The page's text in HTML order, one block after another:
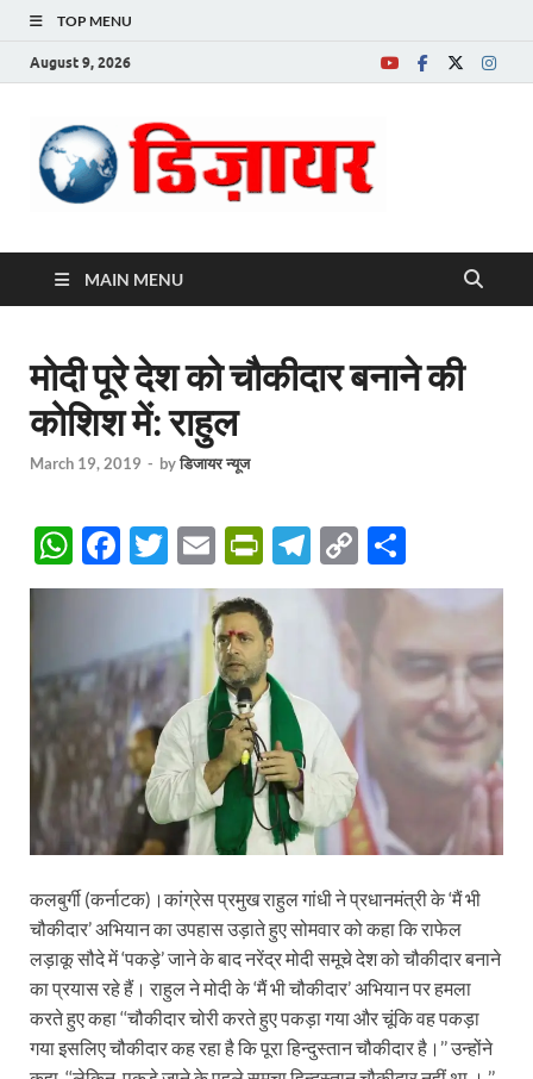
TOP MENU
August 9, 2026
MAIN MENU
मोदी पूरे देश को चौकीदार बनाने की
कोशिश में: राहुल
March 19, 2019 - byडिजायर न्यूज
W
h
s
A
p
p
F
ac
b
o
o
k
T
w
itt
er
E
m
ail
P
ri
nt
Fr
ie
n
dl
y
T
el
e
gr
a
m
C
o
p
y
Li
n
k
h
ar
e
कलबुर्गी (कर्नाटक)।कांग्रेस प्रमुख राहुल गांधी ने प्रधानमंत्री के ‘मैं भी
चौकीदार’ अभियान का उपहास उड़ाते हुए सोमवार को कहा कि राफेल
लड़ाकू सौदे में ‘पकड़े’ जाने के बाद नरेंद्र मोदी समूचे देश को चौकीदार बनाने
का प्रयास रहे हैं। राहुल ने मोदी के ‘मैं भी चौकीदार’ अभियान पर हमला
करते हुए कहा ‘‘चौकीदार चोरी करते हुए पकड़ा गया और चूंकि वह पकड़ा
गया इसलिए चौकीदार कह रहा है कि पूरा हिन्दुस्तान चौकीदार है।’’ उन्होंने